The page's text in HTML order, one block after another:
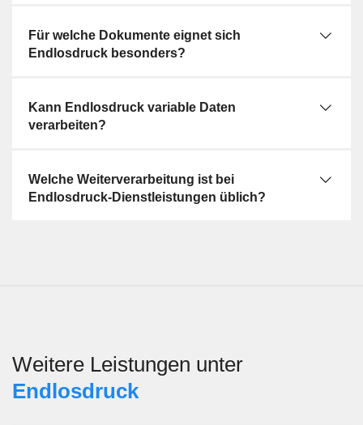
Für welche Dokumente eignet sich
Endlosdruck besonders?
Kann Endlosdruck variable Daten
verarbeiten?
Welche Weiterverarbeitung ist bei
Endlosdruck-Dienstleistungen üblich?
Weitere Leistungen unter
Endlosdruck